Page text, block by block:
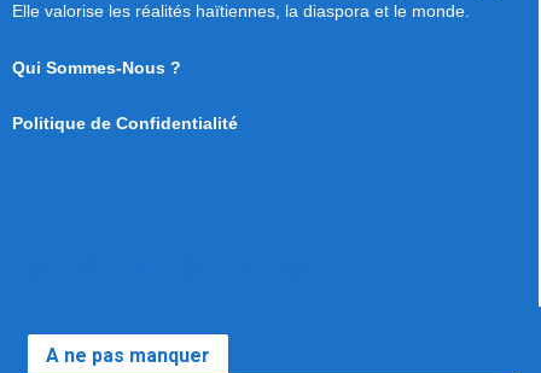
Elle valorise les réalités haïtiennes, la diaspora et le monde.
Qui Sommes-Nous ?
Politique de Confidentialité
A ne pas manquer